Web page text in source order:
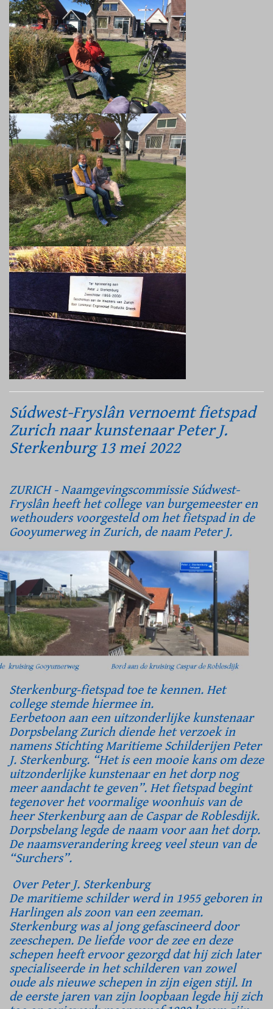
Súdwest-Fryslân vernoemt fietspad
Zurich naar kunstenaar Peter J.
Sterkenburg 13 mei 2022
ZURICH - Naamgevingscommissie Súdwest-
Fryslân heeft het college van burgemeester en
wethouders voorgesteld om het fietspad in de
Gooyumerweg in Zurich, denaam Peter J.
Sterkenburg-fietspad toe te kennen. Het
college stemde hiermee in.
Eerbetoon aan een uitzonderlijke kunstenaar
Dorpsbelang Zurich diende het verzoek in
namens Stichting Maritieme Schilderijen Peter
J. Sterkenburg. “Het is een mooie kans om deze
uitzonderlijke kunstenaar en het dorp nog
meer aandacht te geven”. Het fietspad begint
tegenover het voormalige woonhuis van de
heer Sterkenburg aan de Caspar de Roblesdijk.
Dorpsbelang legde de naam voor aan het dorp.
De naamsverandering kreeg veel steun van de
“Surchers”.
Over Peter J. Sterkenburg
De maritieme schilder werd in 1955 geboren in
Harlingen als zoon van een zeeman.
Sterkenburg was al jong gefascineerd door
zeeschepen. De liefde voor de zee en deze
schepen heeft ervoor gezorgd dat hij zich later
specialiseerde in het schilderen van zowel
oude als nieuwe schepen in zijn eigen stijl. In
de eerste jaren van zijn loopbaan legde hij zich